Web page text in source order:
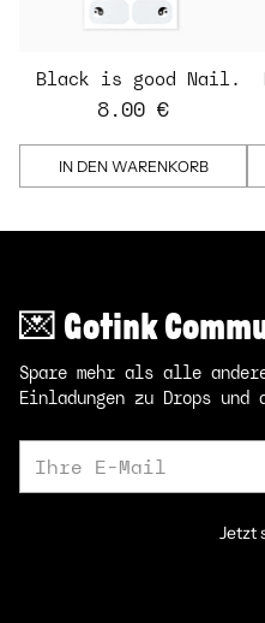
Black is good Nail
Strips
8.00 €
IN DEN WARENKORB
💌 Gotink
Spare mehr als alle
Einladungen zu Drops und
E-
Jetzt